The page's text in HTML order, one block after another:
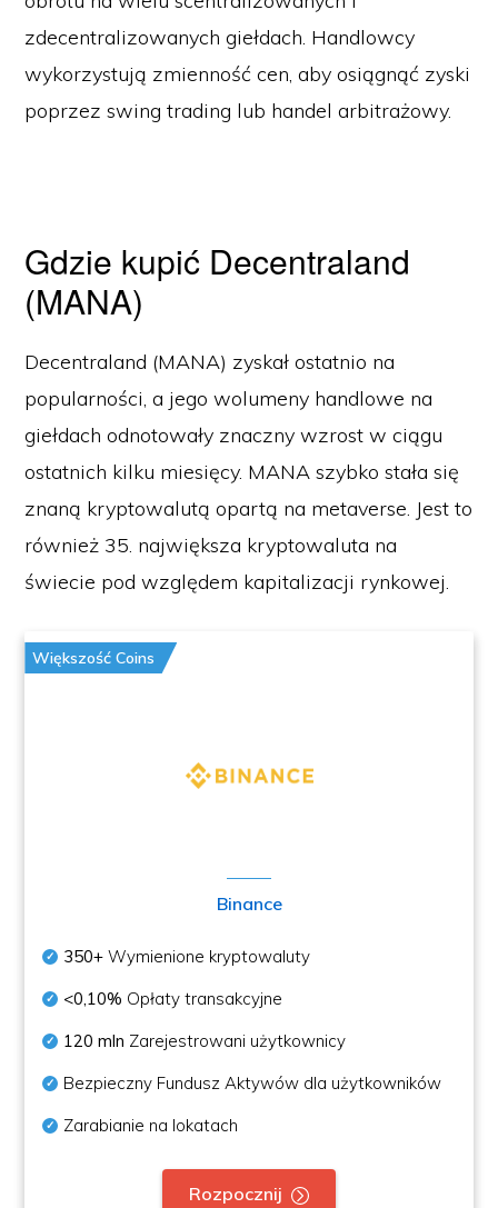
zdecentralizowanych giełdach. Handlowcy
wykorzystują zmienność cen, aby osiągnąć zyski
poprzez swing trading lub handel arbitrażowy.
Gdzie kupić Decentraland
(MANA)
Decentraland (MANA) zyskał ostatnio na
popularności, a jego wolumeny handlowe na
giełdach odnotowały znaczny wzrost w ciągu
ostatnich kilku miesięcy. MANA szybko stała się
znaną kryptowalutą opartą na metaverse. Jest to
również 35. największa kryptowaluta na
świecie pod względem kapitalizacji rynkowej.
Większość Coins
Binance
350+ Wymienione kryptowaluty
<0,10% Opłaty transakcyjne
120 mln Zarejestrowani użytkownicy
Bezpieczny Fundusz Aktywów dla użytkowników
Zarabianie na lokatach
Rozpocznij